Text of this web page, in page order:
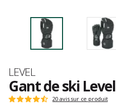
Marque
LEVEL
Gant de ski
Les
Note
20 avis sur ce produit